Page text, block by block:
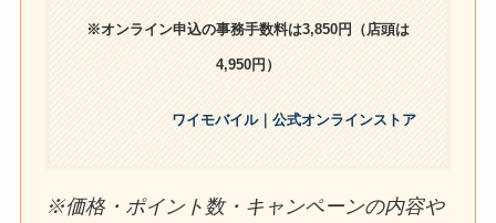
※オンライン申込の事務手数料は3,850円（店頭は
4,950円）
ワイモバイル｜公式オンラインストア
※価格・ポイント数・キャンペーンの内容や